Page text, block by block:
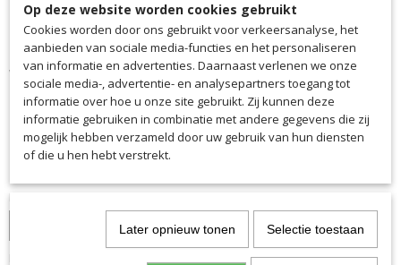
Voetbalsokken Saller Sao
Paulo
€ 9,75 (inclusief btw 21%)
Kleur
Op deze website worden cookies gebruikt
Cookies worden door ons gebruikt voor verkeersanalyse, het
aanbieden van sociale media-functies en het personaliseren
van informatie en advertenties. Daarnaast verlenen we onze
sociale media-, advertentie- en analysepartners toegang tot
informatie over hoe u onze site gebruikt. Zij kunnen deze
informatie gebruiken in combinatie met andere gegevens die zij
mogelijk hebben verzameld door uw gebruik van hun diensten
of die u hen hebt verstrekt.
Later opnieuw tonen Selectie toestaan